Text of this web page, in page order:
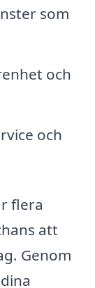
som
och
och
flera
att
Genom